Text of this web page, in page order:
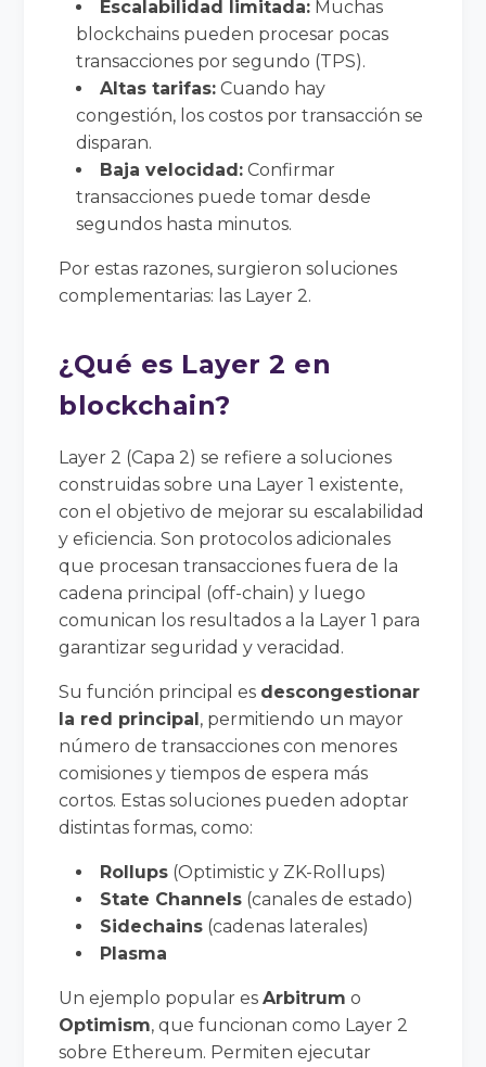
Escalabilidad limitada: Muchas
blockchains pueden procesar pocas
transacciones por segundo (TPS).
Altas tarifas: Cuando hay
congestión, los costos por transacción se
disparan.
Baja velocidad: Confirmar
transacciones puede tomar desde
segundos hasta minutos.
Por estas razones, surgieron soluciones
complementarias: las Layer 2.
¿Qué es Layer 2 en
blockchain?
Layer 2 (Capa 2) se refiere a soluciones
construidas sobre una Layer 1 existente,
con el objetivo de mejorar su escalabilidad
y eficiencia. Son protocolos adicionales
que procesan transacciones fuera de la
cadena principal (off-chain) y luego
comunican los resultados a la Layer 1 para
garantizar seguridad y veracidad.
Su función principal es descongestionar
la red principal, permitiendo un mayor
número de transacciones con menores
comisiones y tiempos de espera más
cortos. Estas soluciones pueden adoptar
distintas formas, como:
Rollups (Optimistic y ZK-Rollups)
State Channels (canales de estado)
Sidechains (cadenas laterales)
Plasma
Un ejemplo popular esArbitrum o
Optimism, que funcionan como Layer 2
sobre Ethereum. Permiten ejecutar